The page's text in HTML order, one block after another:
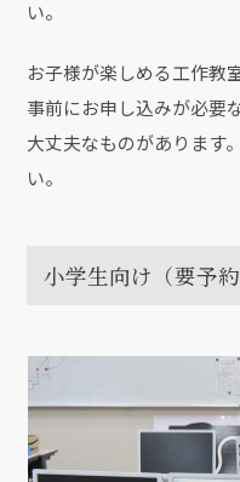
い。
お子様が楽しめる工作教
事前にお申し込みが必要
大丈夫なものがあります
い。
小学生向け（要予約